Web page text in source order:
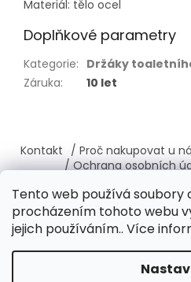
Tento web používá soubory
procházením tohoto webu
jejich používáním.. Více
Materiál: tělo ocel
Doplňkové parametry
Kategorie: Držáky
Záruka: 10 let
p
a
Kontakt / Proč nakupovat u
/ Ochrana osobních